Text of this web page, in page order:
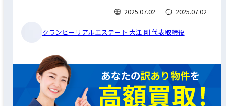
2025.07.02 2025.07.02
クランピーリアルエステート 大江 剛 代表取締役